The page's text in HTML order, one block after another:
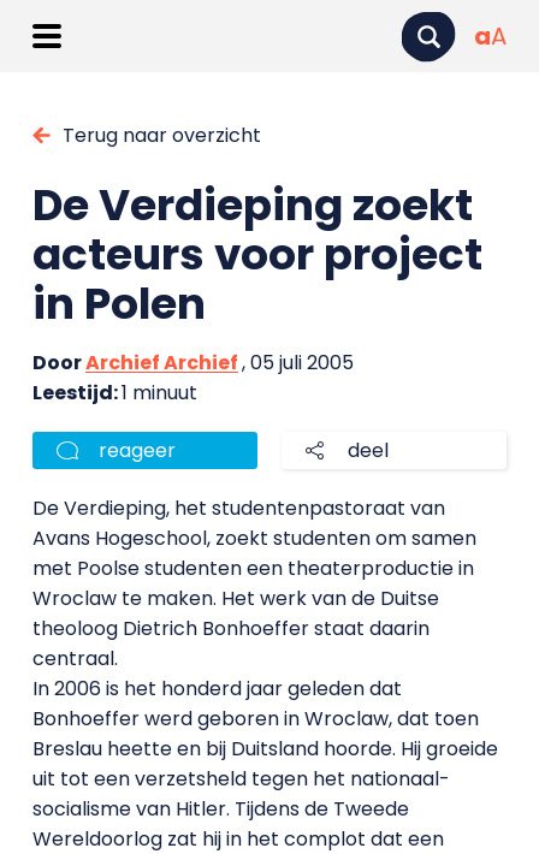
aA
Terug naar overzicht
De Verdieping zoekt
acteurs voor project
in Polen
DoorArchief Archief, 05 juli 2005
Leestijd:1 minuut
reageer deel
De Verdieping, het studentenpastoraat van
Avans Hogeschool, zoekt studenten om samen
met Poolse studenten een theaterproductie in
Wroclaw te maken. Het werk van de Duitse
theoloog Dietrich Bonhoeffer staat daarin
centraal.
In 2006 is het honderd jaar geleden dat
Bonhoeffer werd geboren in Wroclaw, dat toen
Breslau heette en bij Duitsland hoorde. Hij groeide
uit tot een verzetsheld tegen het nationaal-
socialisme van Hitler. Tijdens de Tweede
Wereldoorlog zat hij in het complot dat een